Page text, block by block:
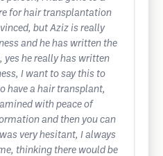
for hair transplantation
but Aziz is really
and he has written the
yes he really has written
I want to say this to
have a hair transplant,
with peace of
and then you can
very hesitant, I always
thinking there would be